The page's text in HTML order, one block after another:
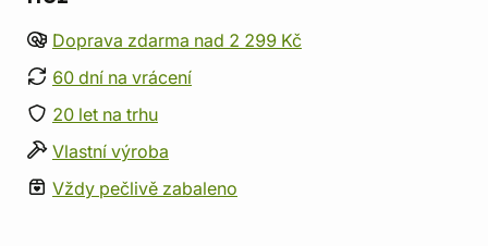
Doprava zdarma nad 2 299 Kč
60 dní na vrácení
20 let na trhu
Vlastní výroba
Vždy pečlivě zabaleno